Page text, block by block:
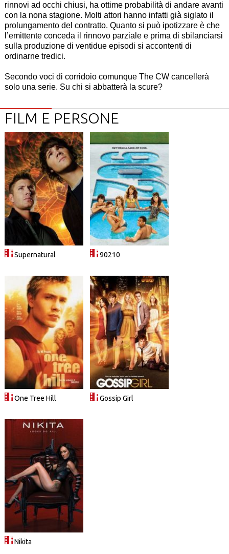
rinnovi ad occhi chiusi, ha ottime probabilità di andare avanti
con la nona stagione. Molti attori hanno infatti già siglato il
prolungamento del contratto. Quanto si può ipotizzare è che
l’emittente conceda il rinnovo parziale e prima di sbilanciarsi
sulla produzione di ventidue episodi si accontenti di
ordinarne tredici.
Secondo voci di corridoio comunque The CW cancellerà
solo una serie. Su chi si abbatterà la scure?
FILM E PERSONE
Supernatural 90210
One Tree Hill Gossip Girl
Nikita